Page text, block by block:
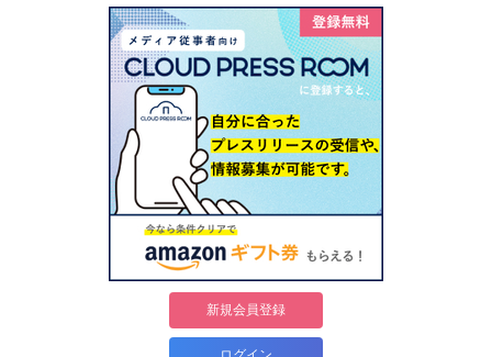
新規会員登録